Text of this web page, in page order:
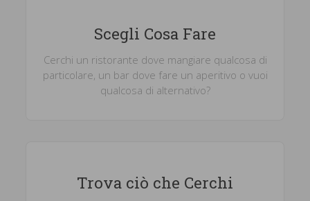
Scegli Cosa Fare
Cerchi un ristorante dove mangiare qualcosa di
particolare, un bar dove fare un aperitivo o vuoi
qualcosa di alternativo?
Trova ciò che Cerchi